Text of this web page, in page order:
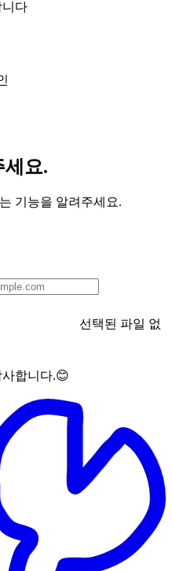
니다
세요.
기능을 알려주세요.
선택된 파일 없
합니다.😊